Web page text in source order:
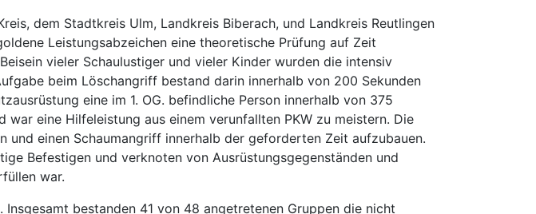
dem Stadtkreis Ulm, Landkreis Biberach, und Landkreis Reutlingen
Leistungsabzeichen eine theoretische Prüfung auf Zeit
vieler Schaulustiger und vieler Kinder wurden die intensiv
beim Löschangriff bestand darin innerhalb von 200 Sekunden
eine im 1. OG. befindliche Person innerhalb von 375
eine Hilfeleistung aus einem verunfallten PKW zu meistern. Die
und einen Schaumangriff innerhalb der geforderten Zeit aufzubauen.
Befestigen und verknoten von Ausrüstungsgegenständen und
war.
bestanden 41 von 48 angetretenen Gruppen die nicht